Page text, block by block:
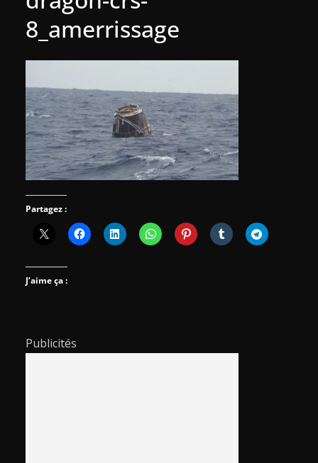
8_amerrissage
Partagez :
J’aime ça :
Publicités